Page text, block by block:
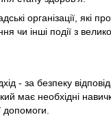
організації, які
чи інші події з
- за безпеку
має необхідні
допомоги.